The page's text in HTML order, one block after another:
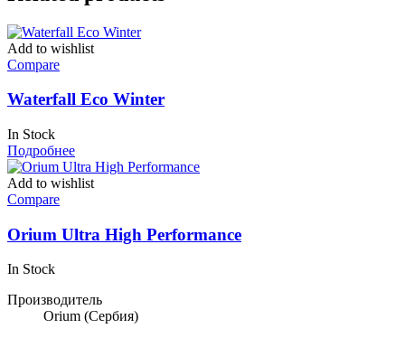
Add to wishlist
Compare
Waterfall Eco Winter
In Stock
Подробнее
Add to wishlist
Compare
Orium Ultra High Performance
In Stock
Производитель
Orium (Сербия)